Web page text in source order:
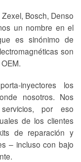
Bosch, Denso
un nombre en el
es sinónimo de
son
inyectores los
nosotros. Nos
por eso
de los clientes
de reparación y
– incluso con bajo